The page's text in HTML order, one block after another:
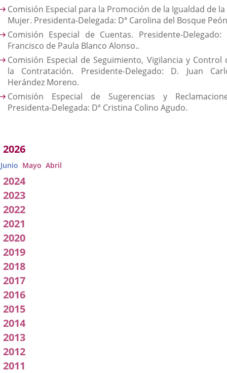
Comisión Especial para la Promoción de la Igualdad de la
Mujer. Presidenta-Delegada: Dª Carolina del Bosque
Comisión Especial de Cuentas. Presidente-Delegado:
Francisco de Paula Blanco Alonso..
Comisión Especial de Seguimiento, Vigilancia y Control
la Contratación. Presidente-Delegado: D. Juan
Herández Moreno.
Comisión Especial de Sugerencias y
Presidenta-Delegada: Dª Cristina Colino Agudo.
2026
Junio Mayo Abril
2024
2023
2022
2021
2020
2019
2018
2017
2016
2015
2014
2013
2012
2011